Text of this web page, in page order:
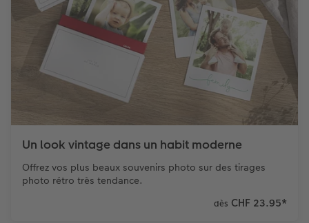
Un look vintage dans un habit moderne
Offrez vos plus beaux souvenirs photo sur des tirages
photo rétro très tendance.
dès CHF 23.95*